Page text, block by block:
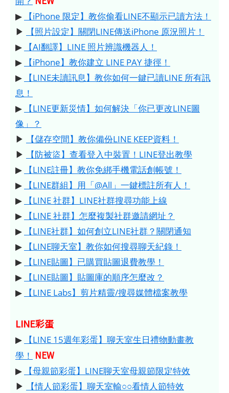
▶
【iPhone 限定】教你偷看LINE不顯示已讀方法！
▶
【照片設定】關閉LINE傳送iPhone 原況照片！
▶
【AI翻譯】LINE 照片辨識機器人！
▶
【iPhone】教你建立 LINE PAY 捷徑！
▶
【LINE未讀訊息】教你如何一鍵已讀LINE 所有訊
息！
▶
【LINE更新災情】如何解決「你已更改LINE圖
像」？
▶
【儲存空間】教你備份LINE KEEP資料！
▶
【防被盜】查看登入中裝置！LINE登出教學
▶
【LINE註冊】教你免綁手機電話創帳號！
▶
【LINE群組】用「@All」一鍵標註所有人！
▶
【LINE 社群】LINE社群搜尋功能上線
▶
【LINE 社群】怎麼複製社群邀請網址？
▶
【LINE社群】如何創立LINE社群？關閉通知
▶
【LINE聊天室】教你如何搜尋聊天紀錄！
▶
【LINE貼圖】已購買貼圖退費教學！
▶
【LINE貼圖】貼圖庫的順序怎麼改？
▶
【LINE Labs】剪片精靈/搜尋媒體檔案教學
LINE彩蛋
▶
【LINE 15週年彩蛋】聊天室生日禮物動畫教
學！ NEW
▶
【母親節彩蛋】LINE聊天室母親節限定特效
▶
【情人節彩蛋】聊天室輸○○看情人節特效